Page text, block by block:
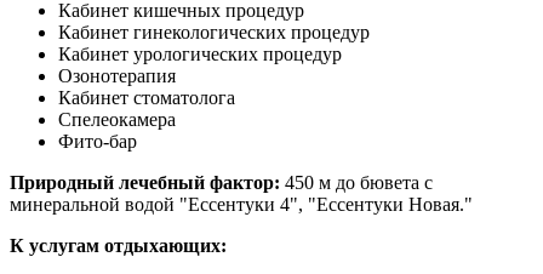
Кабинет кишечных процедур
Кабинет гинекологических процедур
Кабинет урологических процедур
Озонотерапия
Кабинет стоматолога
Спелеокамера
Фито-бар
Природный лечебный фактор: 450 м до бювета с
минеральной водой "Ессентуки 4", "Ессентуки Новая."
К услугам отдыхающих: